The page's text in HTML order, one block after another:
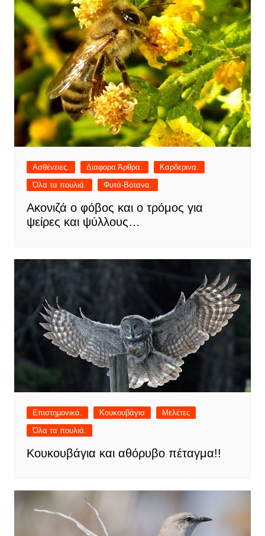
Ασθένειες. Διαφορα Άρθρα.
Καρδερινα.
Όλα τα πουλιά.
Φυτά-Βότανα.
Ακονιζά ο φόβος και ο τρόμος για
ψείρες και ψύλλους…
Επιστημονικά. Κουκουβάγια
Μελέτες
Όλα τα πουλιά.
Κουκουβάγια και αθόρυβο πέταγμα!!